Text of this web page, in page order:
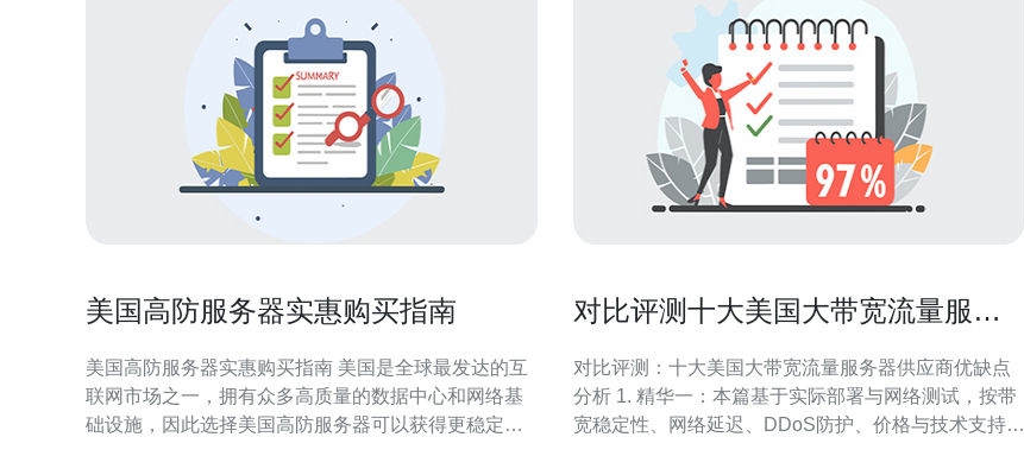
美国高防服务器实惠购买指南
美国高防服务器实惠购买指南 美国是全球最发达的互
联网市场之一，拥有众多高质量的数据中心和网络基
础设施，因此选择美国高防服务器可以获得更稳定、
对比评测十大美国大带宽流量服务
对比评测：十大美国大带宽流量服务器供应商优缺点
分析 1. 精华一：本篇基于实际部署与网络测试，按带
宽稳定性、网络延迟、DDoS防护、价格与技术支持五